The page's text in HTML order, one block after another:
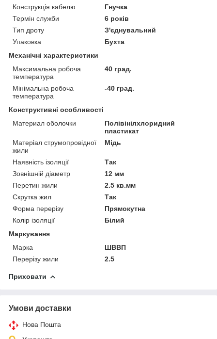
Конструкція кабелю
Гнучка
Термін служби
6 років
Тип дроту
З'єднувальний
Упаковка
Бухта
Механічні характеристики
Максимальна робоча
температура
40 град.
Мінімальна робоча
температура
-40 град.
Конструктивні особливості
Материал оболочки
Полівінілхлоридний
пластикат
Матеріал струмопровідної
жили
Мідь
Наявність ізоляції
Так
Зовнішній діаметр
12 мм
Перетин жили
2.5 кв.мм
Скрутка жил
Так
Форма перерізу
Прямокутна
Колір ізоляції
Білий
Маркування
Марка
ШВВП
Перерізу жили
2.5
Приховати
Умови доставки
Нова Пошта